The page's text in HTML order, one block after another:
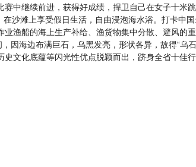
中继续前进，获得好成绩，捍卫自己在女子十米跳
沙滩上享受假日生活，自由浸泡海水浴。打卡中
渔船的海上生产补给、渔货物集中分散、避风的
因海边布满巨石，乌黑发亮，形状各异，故得“乌
文化底蕴等闪光性优点脱颖而出，跻身全省十佳